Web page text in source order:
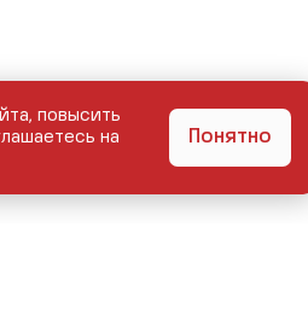
повысить
на
Понятно